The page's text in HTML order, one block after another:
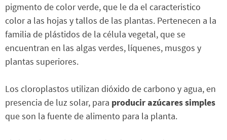
pigmento de color verde, que le da el caracteristico
color a las hojas y tallos de las plantas. Pertenecen a la
familia de plástidos de la célula vegetal, que se
encuentran en las algas verdes, líquenes, musgos y
plantas superiores.
Los cloroplastos utilizan dióxido de carbono y agua, en
presencia de luz solar, para producir azúcares simples
que son la fuente de alimento para la planta.